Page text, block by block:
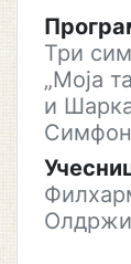
Три
„Моја
и